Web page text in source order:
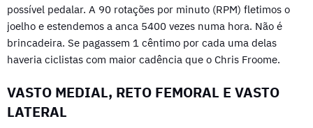
possível pedalar. A 90 rotações por minuto (RPM) fletimos o
joelho e estendemos a anca 5400 vezes numa hora. Não é
brincadeira. Se pagassem 1 cêntimo por cada uma delas
haveria ciclistas com maior cadência que o Chris Froome.
VASTO MEDIAL, RETO FEMORAL E VASTO
LATERAL